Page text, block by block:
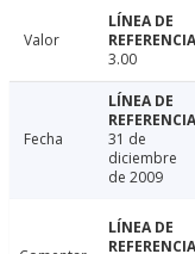
Valor
3.00
Fecha
31 de
diciembre
de 2009